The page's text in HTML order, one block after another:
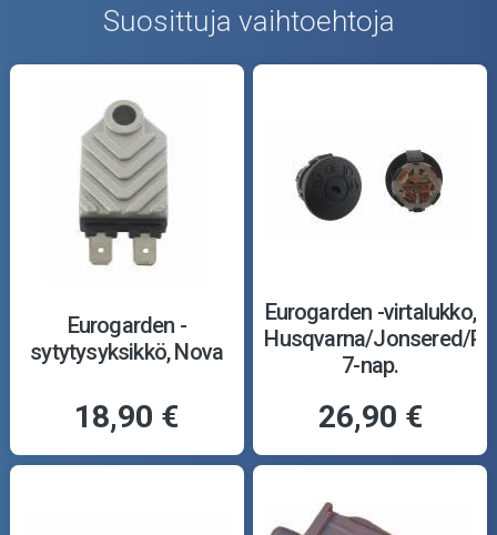
Suosittuja vaihtoehtoja
Eurogarden -
sytytysyksikkö, Nova
18,90 €
Eurogarden -virtalukko,
Husqvarna/Jonsered/
7-nap.
26,90 €